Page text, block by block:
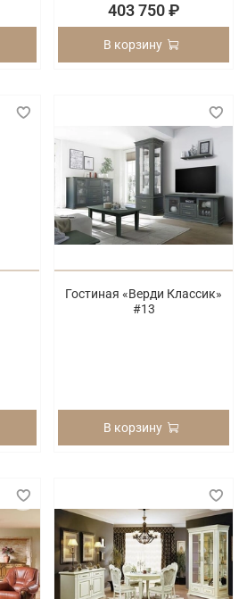
403 750 ₽
В корзину
Гостиная «Верди Классик»
#13
В корзину